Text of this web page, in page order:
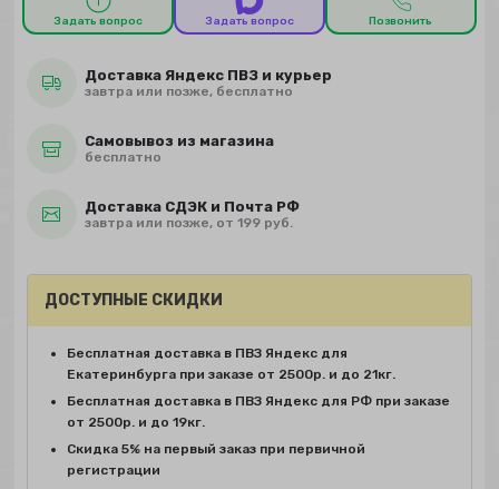
Задать вопрос Задать вопрос Позвонить
Доставка Яндекс ПВЗ и курьер
завтра или позже, бесплатно
Самовывоз из магазина
бесплатно
Доставка СДЭК и Почта РФ
завтра или позже, от 199 руб.
ДОСТУПНЫЕ СКИДКИ
Бесплатная доставка в ПВЗ Яндекс для
Екатеринбурга при заказе от 2500р. и до 21кг.
Бесплатная доставка в ПВЗ Яндекс для РФ при заказе
от 2500р. и до 19кг.
Скидка 5% на первый заказ при первичной
регистрации